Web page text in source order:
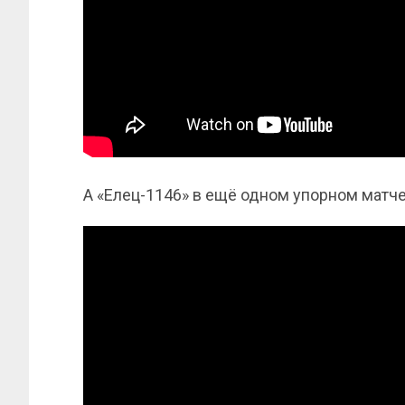
А «Елец-1146» в ещё одном упорном